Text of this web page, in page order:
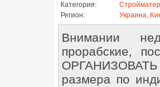
Категория:
Регион:
Украина,
Внимании
прорабские,
ОРГАНИЗОВАТЬ
размера по